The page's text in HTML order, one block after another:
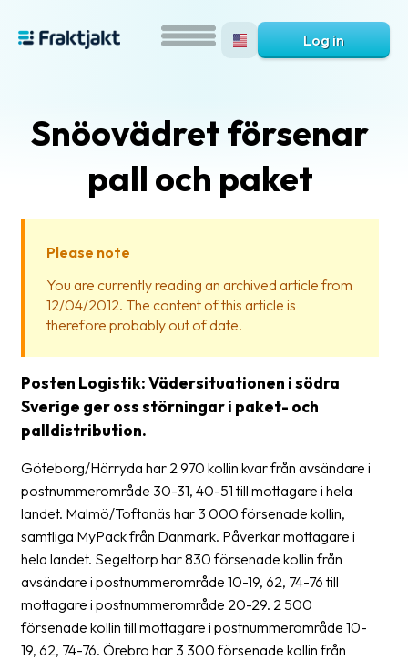
is
Fraktjakt?
Help?
Glossary
Packing
Shipping
documents
Printer
settings
Customs
declarations
Log in
Snöovädret försenar
pall och paket
Please note
You are currently reading an archived article from
12/04/2012. The content of this article is
therefore probably out of date.
Posten Logistik: Vädersituationen i södra
Sverige ger oss störningar i paket- och
palldistribution.
Göteborg/Härryda har 2 970 kollin kvar från avsändare i
postnummerområde 30-31, 40-51 till mottagare i hela
landet. Malmö/Toftanäs har 3 000 försenade kollin,
samtliga MyPack från Danmark. Påverkar mottagare i
hela landet. Segeltorp har 830 försenade kollin från
avsändare i postnummerområde 10-19, 62, 74-76 till
mottagare i postnummerområde 20-29. 2 500
försenade kollin till mottagare i postnummerområde 10-
19, 62, 74-76. Örebro har 3 300 försenade kollin från